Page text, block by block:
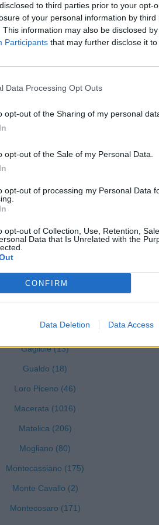
to third parties prior to your opt-
of your personal information by third
This information may also be disclosed
Participants that may further disclose it
Data Processing Opt Outs
opt-out of the Sharing of my personal
opt-out of the Sale of my Personal Data.
opt-out of processing my Personal Data
opt-out of Collection, Use, Retention,
Data that Is Unrelated with the
CONFIRM
Data Deletion Data Access
TARTUFI SOCIETA'
S.S.
S.R.L. 0-1
SRLS
- PIEROZZI - TESTA
tutti i comuni
Fiastra (10)
Fiuminata (14)
Gagliole (13)
Gualdo (18)
Loro Piceno (46)
Macerata (1016)
Matelica (206)
Mogliano (80)
Montecassiano (175)
Monte Cavallo (2)
Montecosaro (171)